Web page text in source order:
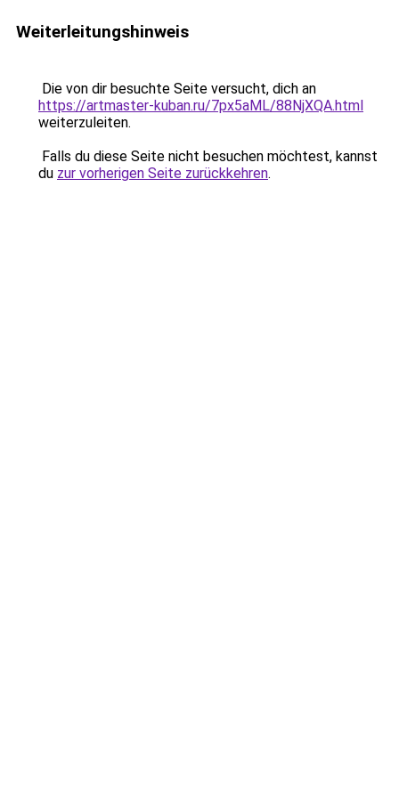
Weiterleitungshinweis
Die von dir besuchte Seite versucht, dich an
https://artmaster-kuban.ru/7px5aML/88NjXQA.html
weiterzuleiten.
Falls du diese Seite nicht besuchen möchtest, kannst
du zur vorherigen Seite zurückkehren.